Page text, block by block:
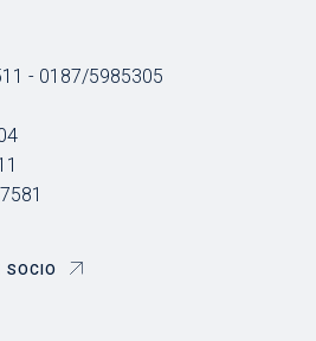
- 0187/5985305
SOCIO